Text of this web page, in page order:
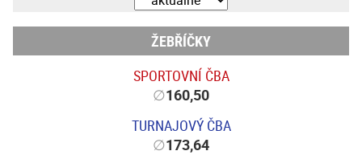
ŽEBŘÍČKY
SPORTOVNÍ ČBA
∅160,50
TURNAJOVÝ ČBA
∅173,64